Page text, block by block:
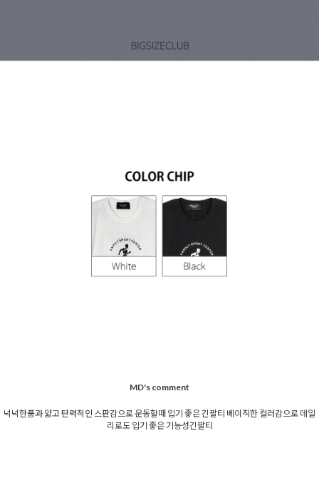
MD's comment
넉넉한품과 얇고 탄력적인 스판감으로 운동할때 입기 좋은 긴팔티 베이직한 컬러감으로 데일
리로도 입기 좋은 기능성긴팔티